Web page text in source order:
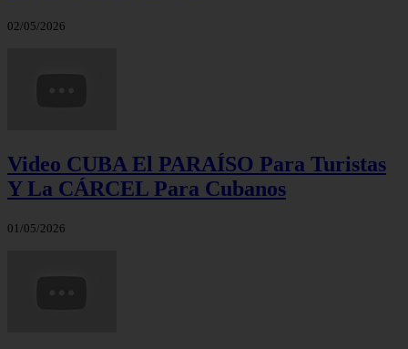
02/05/2026
Video CUBA El PARAÍSO Para Turistas
Y La CÁRCEL Para Cubanos
01/05/2026